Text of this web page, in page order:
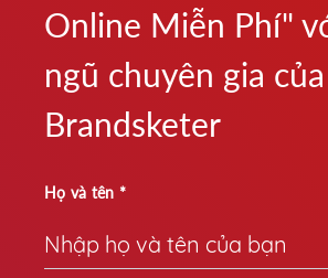
Online Miễn Phí"
ngũ chuyên gia của
Brandsketer
Họ và tên *